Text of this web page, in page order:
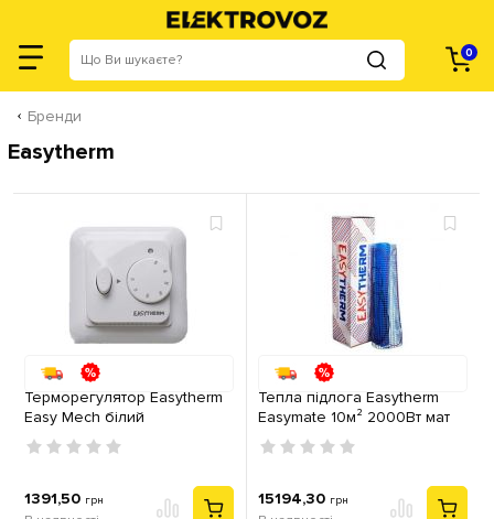
0
Бренди
Easytherm
Терморегулятор Easytherm
Easy Mech білий
1391,50 грн
Тепла підлога Easytherm
Easymate 10м² 2000Вт мат
двожильний
15194,30 грн